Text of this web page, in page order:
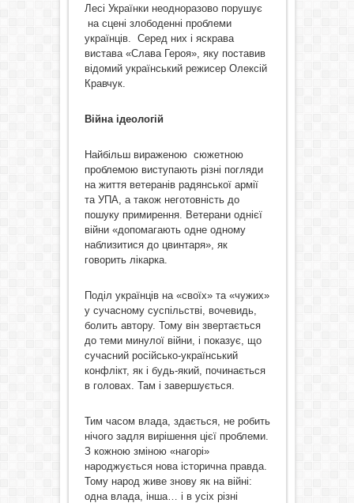
Лесі Українки неодноразово порушує
на сцені злободенні проблеми
українців. Серед них і яскрава
вистава «Слава Героя», яку поставив
відомий український режисер Олексій
Кравчук.
Війна ідеологій
Найбільш вираженою сюжетною
проблемою виступають різні погляди
на життя ветеранів радянської армії
та УПА, а також неготовність до
пошуку примирення. Ветерани однієї
війни «допомагають одне одному
наблизитися до цвинтаря», як
говорить лікарка.
Поділ українців на «своїх» та «чужих»
у сучасному суспільстві, вочевидь,
болить автору. Тому він звертається
до теми минулої війни, і показує, що
сучасний російсько-український
конфлікт, як і будь-який, починається
в головах. Там і завершується.
Тим часом влада, здається, не робить
нічого задля вирішення цієї проблеми.
З кожною зміною «нагорі»
народжується нова історична правда.
Тому народ живе знову як на війні:
одна влада, інша… і в усіх різні